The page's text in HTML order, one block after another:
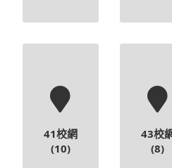
41校網
(10)
43校
(8)